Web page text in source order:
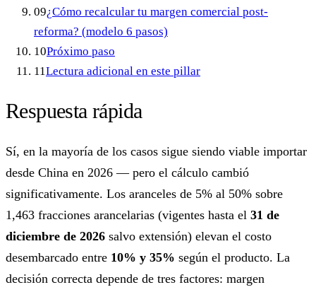
09¿Cómo recalcular tu margen comercial post-
reforma? (modelo 6 pasos)
10Próximo paso
11Lectura adicional en este pillar
Respuesta rápida
Sí, en la mayoría de los casos sigue siendo viable importar
desde China en 2026 — pero el cálculo cambió
significativamente. Los aranceles de 5% al 50% sobre
1,463 fracciones arancelarias (vigentes hasta el 31 de
diciembre de 2026 salvo extensión) elevan el costo
desembarcado entre 10% y 35% según el producto. La
decisión correcta depende de tres factores: margen